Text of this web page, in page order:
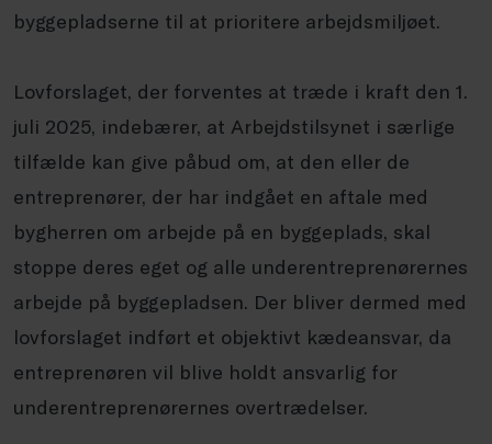
byggepladserne til at prioritere arbejdsmiljøet.
Lovforslaget, der forventes at træde i kraft den 1.
juli 2025, indebærer, at Arbejdstilsynet i særlige
tilfælde kan give påbud om, at den eller de
entreprenører, der har indgået en aftale med
bygherren om arbejde på en byggeplads, skal
stoppe deres eget og alle underentreprenørernes
arbejde på byggepladsen. Der bliver dermed med
lovforslaget indført et objektivt kædeansvar, da
entreprenøren vil blive holdt ansvarlig for
underentreprenørernes overtrædelser.